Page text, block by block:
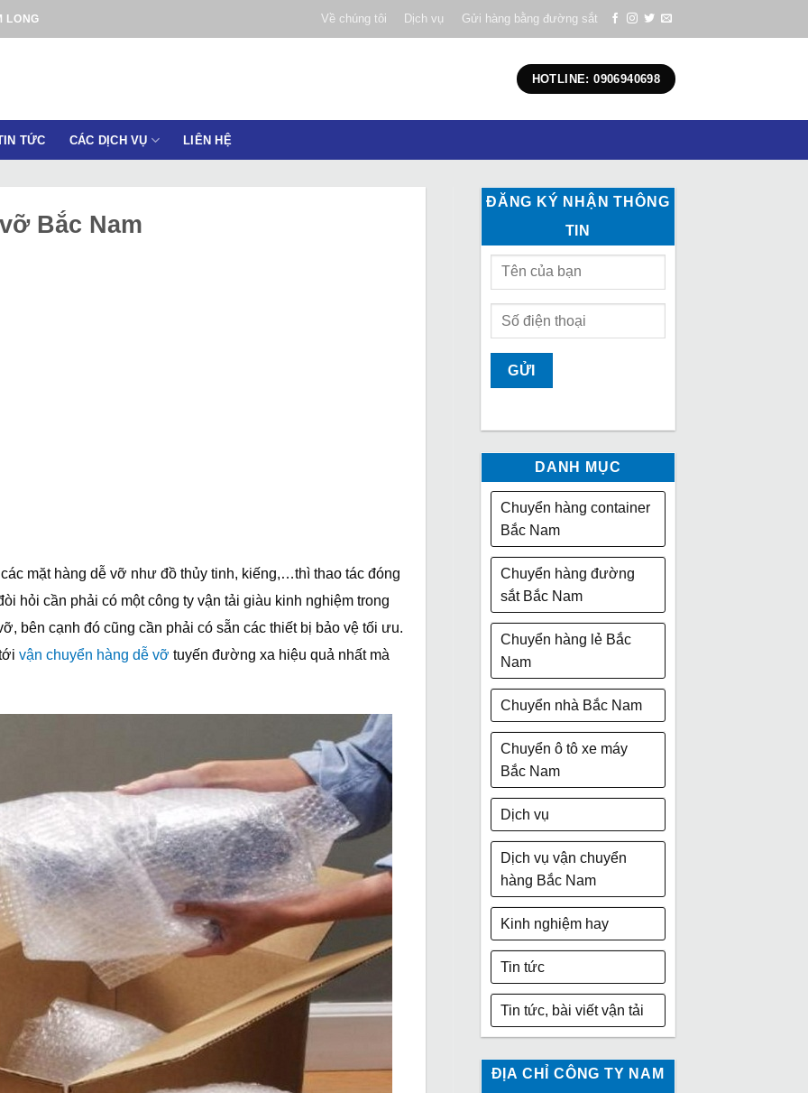
LONG Về chúng tôi Dịch vụ Gửi hàng bằng đường sắt
HOTLINE: 0906940698
TỨC CÁC DỊCH VỤ LIÊN HỆ
Bắc Nam
mặt hàng dễ vỡ như đồ thủy tinh, kiếng,…thì thao tác đóng
hỏi cần phải có một công ty vận tải giàu kinh nghiệm trong
bên cạnh đó cũng cần phải có sẵn các thiết bị bảo vệ tối ưu.
vận chuyển hàng dễ vỡ tuyến đường xa hiệu quả nhất mà
ĐĂNG KÝ NHẬN THÔNG
TIN
DANH MỤC
Chuyển hàng container
Bắc Nam
Chuyển hàng đường
sắt Bắc Nam
Chuyển hàng lẻ Bắc
Nam
Chuyển nhà Bắc Nam
Chuyển ô tô xe máy
Bắc Nam
Dịch vụ
Dịch vụ vận chuyển
hàng Bắc Nam
Kinh nghiệm hay
Tin tức
Tin tức, bài viết vận tải
ĐỊA CHỈ CÔNG TY NAM